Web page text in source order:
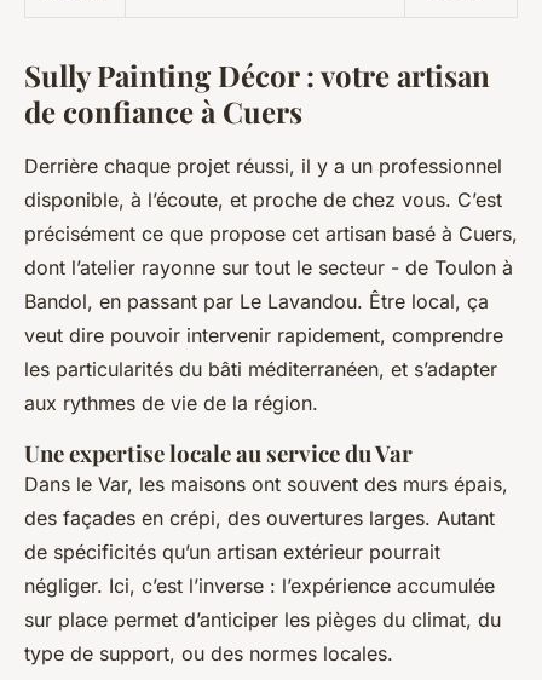
Sully Painting Décor : votre artisan
de confiance à Cuers
Derrière chaque projet réussi, il y a un professionnel
disponible, à l’écoute, et proche de chez vous. C’est
précisément ce que propose cet artisan basé à Cuers,
dont l’atelier rayonne sur tout le secteur - de Toulon à
Bandol, en passant par Le Lavandou. Être local, ça
veut dire pouvoir intervenir rapidement, comprendre
les particularités du bâti méditerranéen, et s’adapter
aux rythmes de vie de la région.
Une expertise locale au service du Var
Dans le Var, les maisons ont souvent des murs épais,
des façades en crépi, des ouvertures larges. Autant
de spécificités qu’un artisan extérieur pourrait
négliger. Ici, c’est l’inverse : l’expérience accumulée
sur place permet d’anticiper les pièges du climat, du
type de support, ou des normes locales.